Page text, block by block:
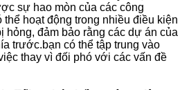
sự hao mòn của các công
hoạt động trong nhiều điều kiện
hỏng, đảm bảo rằng các dự án của
trước.bạn có thể tập trung vào
thay vì đối phó với các vấn đề